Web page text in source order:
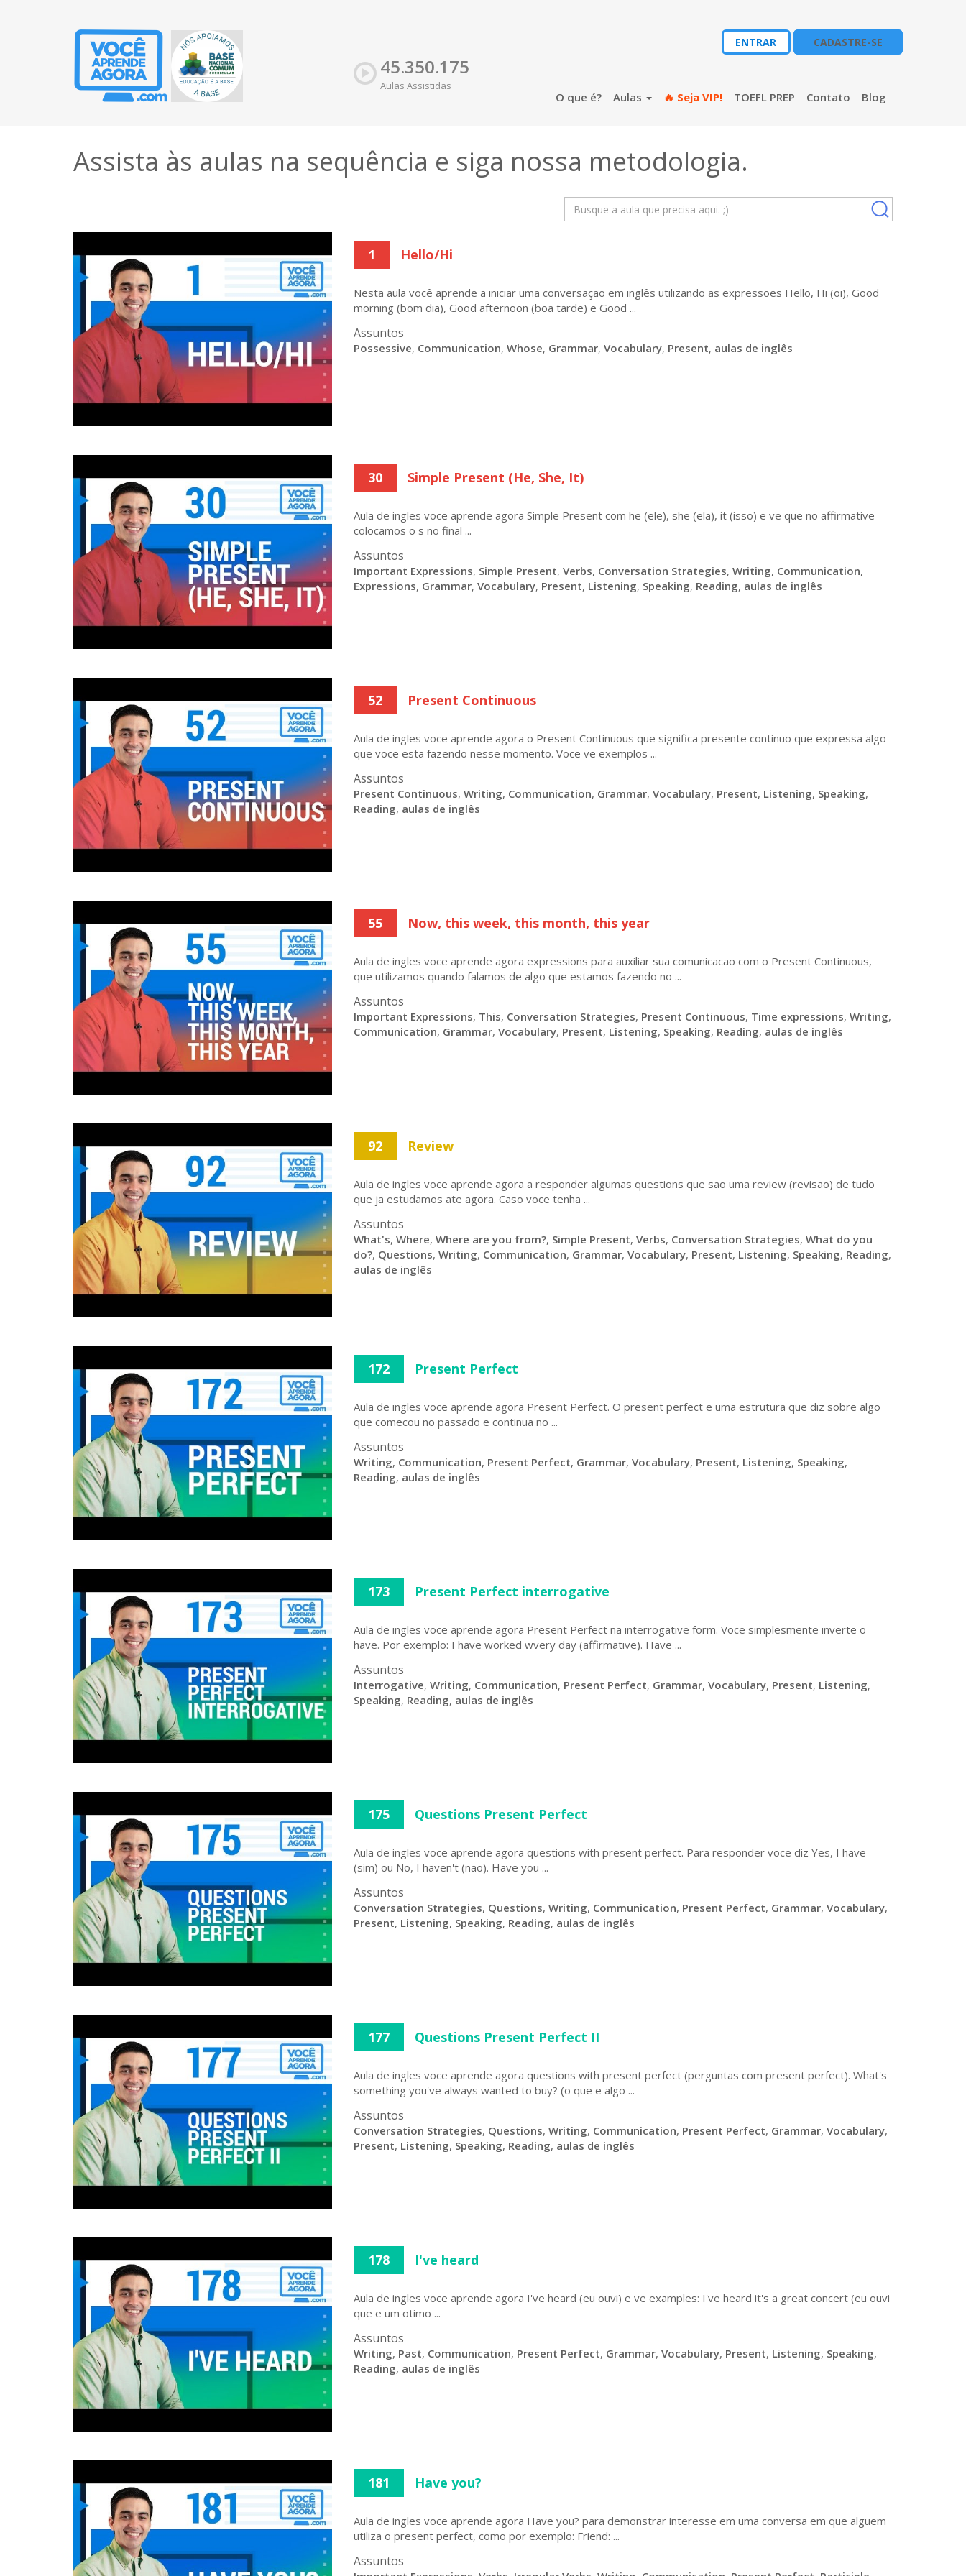
ENTRAR CADASTRE-SE
45.350.175
Aulas Assistidas
O que é? Aulas 🔥 Seja VIP! TOEFL PREP Contato Blog
Assista às aulas na sequência e siga nossa metodologia.
1 Hello/Hi
Nesta aula você aprende a iniciar uma conversação em inglês utilizando as expressões Hello, Hi (oi), Good
morning (bom dia), Good afternoon (boa tarde) e Good ...
Assuntos
Possessive, Communication, Whose, Grammar, Vocabulary, Present, aulas de inglês
30 Simple Present (He, She, It)
Aula de ingles voce aprende agora Simple Present com he (ele), she (ela), it (isso) e ve que no affirmative
colocamos o s no final ...
Assuntos
Important Expressions, Simple Present, Verbs, Conversation Strategies, Writing, Communication,
Expressions, Grammar, Vocabulary, Present, Listening, Speaking, Reading, aulas de inglês
52 Present Continuous
Aula de ingles voce aprende agora o Present Continuous que significa presente continuo que expressa algo
que voce esta fazendo nesse momento. Voce ve exemplos ...
Assuntos
Present Continuous, Writing, Communication, Grammar, Vocabulary, Present, Listening, Speaking,
Reading, aulas de inglês
55 Now, this week, this month, this year
Aula de ingles voce aprende agora expressions para auxiliar sua comunicacao com o Present Continuous,
que utilizamos quando falamos de algo que estamos fazendo no ...
Assuntos
Important Expressions, This, Conversation Strategies, Present Continuous, Time expressions, Writing,
Communication, Grammar, Vocabulary, Present, Listening, Speaking, Reading, aulas de inglês
92 Review
Aula de ingles voce aprende agora a responder algumas questions que sao uma review (revisao) de tudo
que ja estudamos ate agora. Caso voce tenha ...
Assuntos
What's, Where, Where are you from?, Simple Present, Verbs, Conversation Strategies, What do you
do?, Questions, Writing, Communication, Grammar, Vocabulary, Present, Listening, Speaking, Reading,
aulas de inglês
172 Present Perfect
Aula de ingles voce aprende agora Present Perfect. O present perfect e uma estrutura que diz sobre algo
que comecou no passado e continua no ...
Assuntos
Writing, Communication, Present Perfect, Grammar, Vocabulary, Present, Listening, Speaking,
Reading, aulas de inglês
173 Present Perfect interrogative
Aula de ingles voce aprende agora Present Perfect na interrogative form. Voce simplesmente inverte o
have. Por exemplo: I have worked wvery day (affirmative). Have ...
Assuntos
Interrogative, Writing, Communication, Present Perfect, Grammar, Vocabulary, Present, Listening,
Speaking, Reading, aulas de inglês
175 Questions Present Perfect
Aula de ingles voce aprende agora questions with present perfect. Para responder voce diz Yes, I have
(sim) ou No, I haven't (nao). Have you ...
Assuntos
Conversation Strategies, Questions, Writing, Communication, Present Perfect, Grammar, Vocabulary,
Present, Listening, Speaking, Reading, aulas de inglês
177 Questions Present Perfect II
Aula de ingles voce aprende agora questions with present perfect (perguntas com present perfect). What's
something you've always wanted to buy? (o que e algo ...
Assuntos
Conversation Strategies, Questions, Writing, Communication, Present Perfect, Grammar, Vocabulary,
Present, Listening, Speaking, Reading, aulas de inglês
178 I've heard
Aula de ingles voce aprende agora I've heard (eu ouvi) e ve examples: I've heard it's a great concert (eu ouvi
que e um otimo ...
Assuntos
Writing, Past, Communication, Present Perfect, Grammar, Vocabulary, Present, Listening, Speaking,
Reading, aulas de inglês
181 Have you?
Aula de ingles voce aprende agora Have you? para demonstrar interesse em uma conversa em que alguem
utiliza o present perfect, como por exemplo: Friend: ...
Assuntos